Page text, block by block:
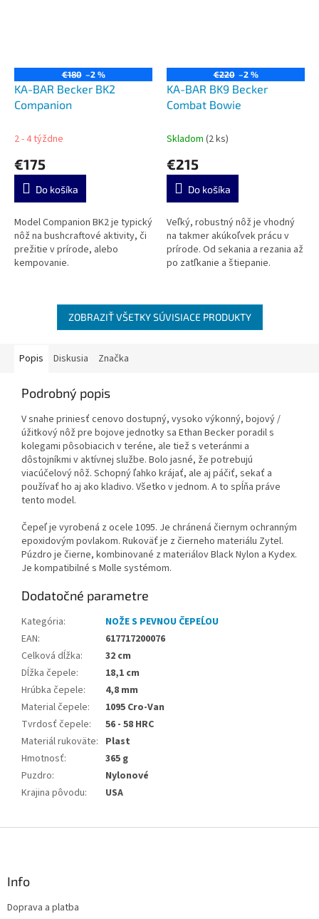
€180 –2 %
KA-BAR Becker BK2
Companion
2 - 4 týždne
€175
Do košíka
Model Companion BK2 je typický
nôž na bushcraftové aktivity, či
prežitie v prírode, alebo
kempovanie.
€220 –2 %
KA-BAR BK9 Becker
Combat Bowie
Skladom (2 ks)
€215
Do košíka
Veľký, robustný nôž je vhodný
na takmer akúkoľvek prácu v
prírode. Od sekania a rezania až
po zatľkanie a štiepanie.
ZOBRAZIŤ VŠETKY SÚVISIACE PRODUKTY
Popis Diskusia Značka
Podrobný popis
V snahe priniesť cenovo dostupný, vysoko výkonný, bojový /
úžitkový nôž pre bojove jednotky sa Ethan Becker poradil s
kolegami pôsobiacich v teréne, ale tiež s veteránmi a
dôstojníkmi v aktívnej službe. Bolo jasné, že potrebujú
viacúčelový nôž. Schopný ľahko krájať, ale aj páčiť, sekať a
používať ho aj ako kladivo. Všetko v jednom. A to spĺňa práve
tento model.
Čepeľ je vyrobená z ocele 1095. Je chránená čiernym ochranným
epoxidovým povlakom. Rukoväť je z čierneho materiálu Zytel.
Púzdro je čierne, kombinované z materiálov Black Nylon a Kydex.
Je kompatibilné s Molle systémom.
Dodatočné parametre
Kategória:
NOŽE S PEVNOU ČEPEĹOU
EAN:
617717200076
Celková dĺžka:
32 cm
Dĺžka čepele:
18,1 cm
Hrúbka čepele:
4,8 mm
Material čepele:
1095 Cro-Van
Tvrdosť čepele:
56 - 58 HRC
Materiál rukoväte: Plast
Hmotnosť:
365 g
Puzdro:
Nylonové
Krajina pôvodu: USA
Info
Doprava a platba